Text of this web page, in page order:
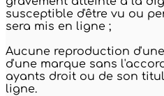
susceptible d'être vu ou
sera mis en ligne ;
Aucune reproduction
d'une marque sans
ayants droit ou de son
ligne.